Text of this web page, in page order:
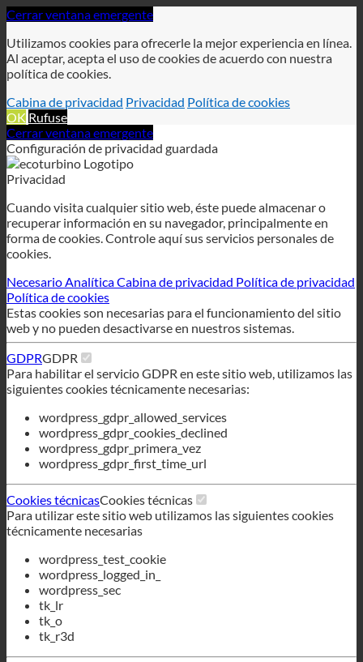
política de cookies.
Cabina de privacidad
Privacidad
Política de cookies
OKRufuse
Cerrar ventana emergente
Configuración de privacidad guardada
Privacidad
Cuando visita cualquier sitio web, éste puede almacenar o
recuperar información en su navegador, principalmente en
forma de cookies. Controle aquí sus servicios personales de
cookies.
NecesarioAnalíticaCabina de privacidadPolítica de privacidad
Política de cookies
Estas cookies son necesarias para el funcionamiento del sitio
web y no pueden desactivarse en nuestros sistemas.
GDPRGDPR
Para habilitar el servicio GDPR en este sitio web, utilizamos las
siguientes cookies técnicamente necesarias:
wordpress_gdpr_allowed_services
wordpress_gdpr_cookies_declined
wordpress_gdpr_primera_vez
wordpress_gdpr_first_time_url
Cookies técnicas Cookies técnicas
Para utilizar este sitio web utilizamos las siguientes cookies
técnicamente necesarias
wordpress_test_cookie
wordpress_logged_in_
wordpress_sec
tk_lr
tk_o
tk_r3d
Rechazar todos los servicios
Guardar
Aceptar todos los servicios
Español